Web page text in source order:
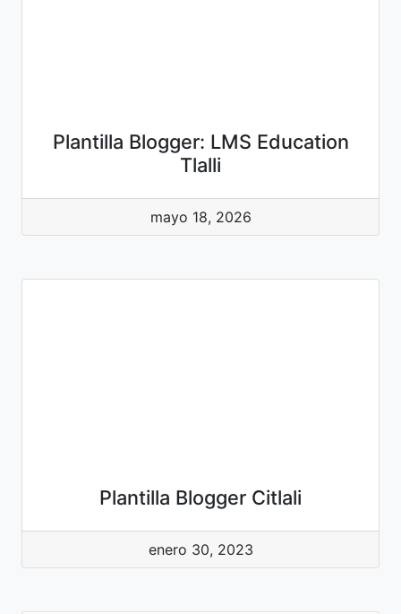
Plantilla Blogger: LMS Education
Tlalli
mayo 18, 2026
Plantilla Blogger Citlali
enero 30, 2023